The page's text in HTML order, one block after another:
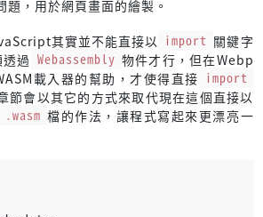
// R2 can be ignored
live_neighbor_cells_count == 3 {
// R4
= Block::HasCell;
= size * 0.05;
= size * 0.1;
=
default_cells
，用於網頁畫面的繪製。
其實並不能直接以 import 關鍵字
過 Webassembly 物件才行，但在Webp
載入器的幫助，才使得直接 import
節會以其它的方式來取代現在這個直接以
.wasm 檔的作法，讓程式寫起來更漂亮一